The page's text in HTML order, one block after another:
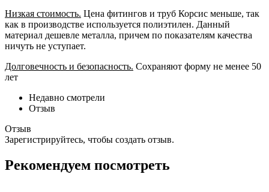
Низкая стоимость. Цена фитингов и труб Корсис меньше, так
как в производстве используется полиэтилен. Данный
материал дешевле металла, причем по показателям качества
ничуть не уступает.
Долговечность и безопасность. Сохраняют форму не менее 50
лет
Недавно смотрели
Отзыв
Отзыв
Зарегистрируйтесь, чтобы создать отзыв.
Рекомендуем посмотреть